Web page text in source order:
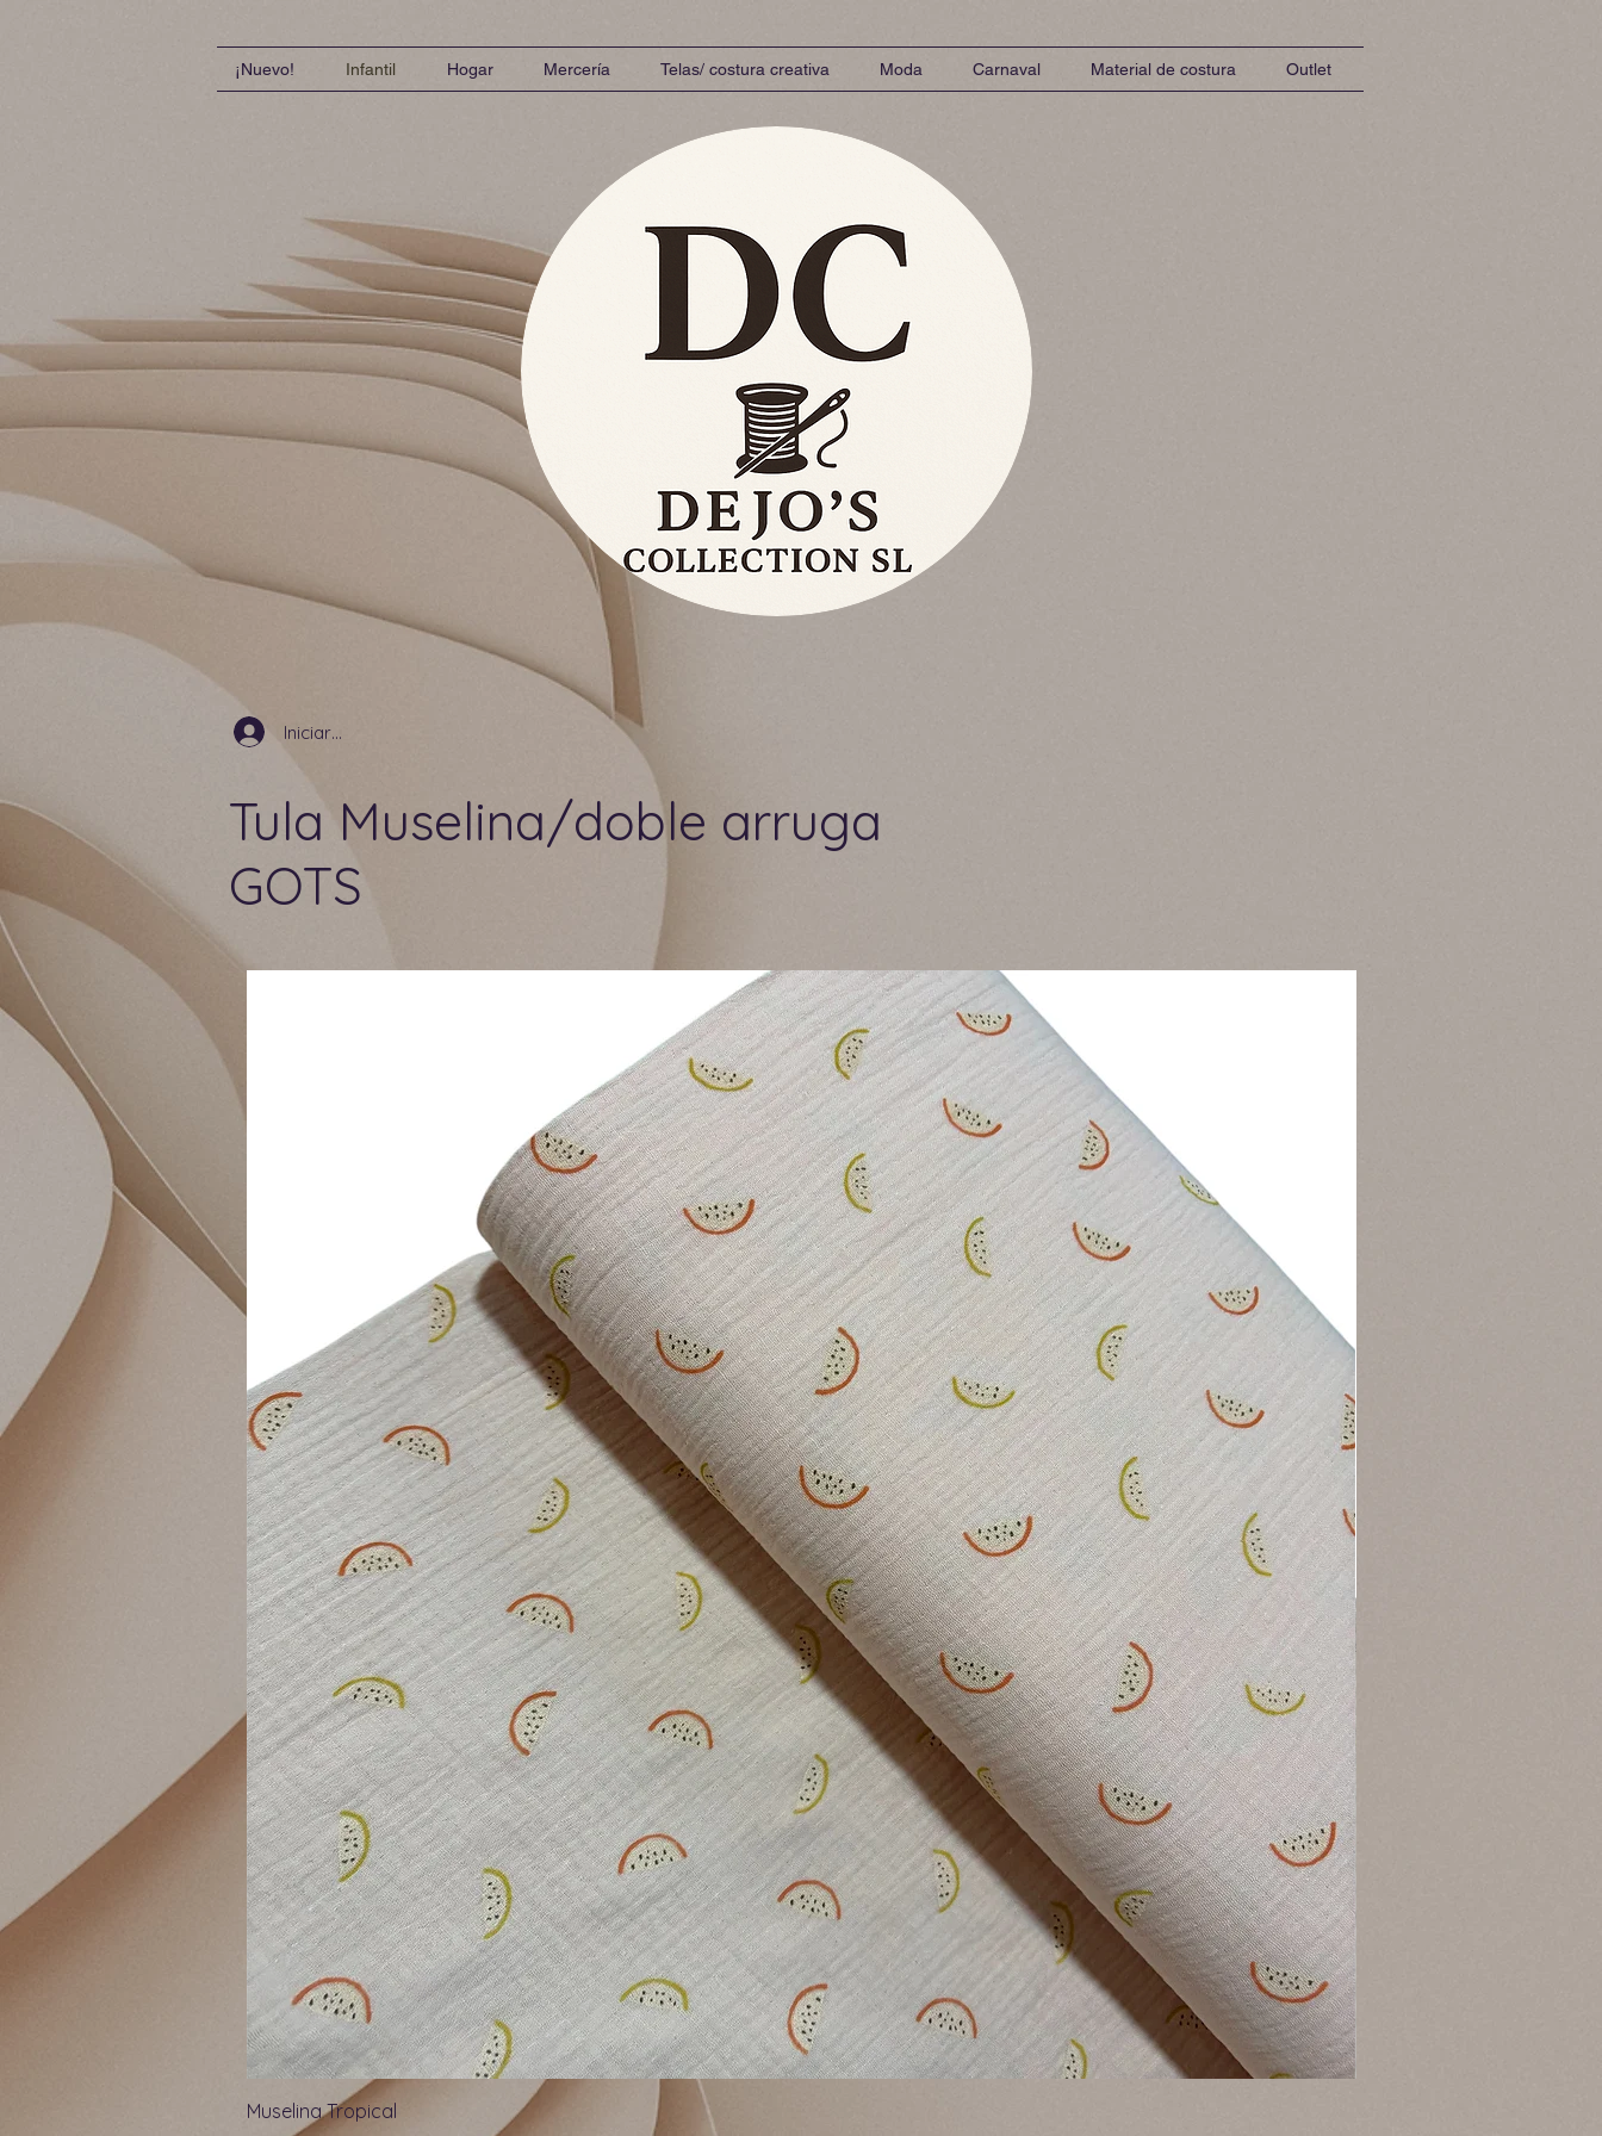
¡Nuevo! Infantil Hogar Mercería Telas/ costura creativa Moda Carnaval Material de costura Outlet
Iniciar sesión
Tula Muselina/doble arruga
GOTS
Muselina Tropical